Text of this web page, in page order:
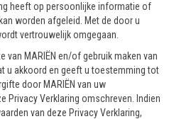
heeft op persoonlijke informatie of
worden afgeleid. Met de door u
vertrouwelijk omgegaan.
van MARIËN en/of gebruik maken van
u akkoord en geeft u toestemming tot
door MARIËN van uw
Privacy Verklaring omschreven. Indien
van deze Privacy Verklaring,